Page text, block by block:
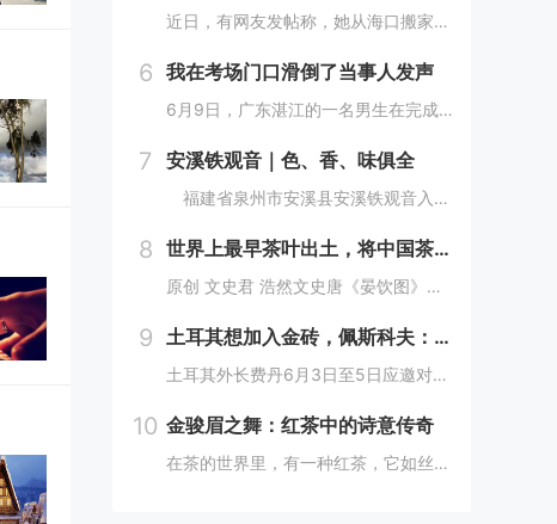
近日，有网友发帖称，她从海口搬家至昆明，期间使用德邦快递寄私人物品，收货时发现“干净的衣服有一股浓烈的脚臭味，安睡裤上用红笔写着侮辱我的字，希望德邦可以给我一个合理的解释”。此事随即引发热议。5月28日，该消费者告诉记者，预约快递员上门取件...
6 我在考场门口滑倒了当事人发声
6月9日，广东湛江的一名男生在完成人生中重要的高考之后，怀着激动的心情冲出考场，想要以一种特别的方式庆祝这一时刻。他选择了模仿篮球巨星迈克尔·乔丹的炫酷飞踢动作，以此来表达自己的兴奋和释放压力。然而，事与愿违，由于考场外的地面湿滑，他在尝试...
7 安溪铁观音｜色、香、味俱全
福建省泉州市安溪县安溪铁观音入选中国茶叶十大区域公共品牌, “安溪铁观音茶文化系统”被联合国粮农组织正式认定为“全球重要农业文化遗产”。近年来，安溪县紧紧围绕统筹做好茶文化、茶产业、茶科技这篇大文章，以创建国家级农业现代化示范区为载体，稳...
8 世界上最早茶叶出土，将中国茶事推进了三百年，茶文化就是讲究
原创 文史君 浩然文史唐《晏饮图》（局部） 前部站着两个奉茶的童子山东大学考古团队发表的一篇考古报告，正式宣布在山东济宁邹城邾国故城遗址中发现了世界上最早的茶叶。在这之前，世界上最早的茶叶发现于汉景帝刘启的阳陵从葬坑。山东大学的这一发现，直...
9 土耳其想加入金砖，佩斯科夫：俄方持积极态度
土耳其外长费丹6月3日至5日应邀对中国进行正式访问。据香港《南华早报》报道，费丹在访华期间表示，土耳其希望成为金砖国家成员，这可以为土耳其提供加入欧盟之外的“良好选择”。对此，作为今年金砖国家轮值主席国的俄罗斯表示欢迎。香港《南华早报》4日...
10 金骏眉之舞：红茶中的诗意传奇
在茶的世界里，有一种红茶，它如丝如缕，又似骏马奔腾的尾鬃，轻盈而富有力量，那就是金骏眉。这名字，既是对其形态的美妙描绘，又似一曲悠扬的乐章，让人在品味间，仿佛能听到历史的回声，感受到文化的韵味。金骏眉，这个名字仿佛带着一种神秘的魅力，引人遐...